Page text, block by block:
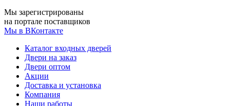
Мы зарегистрированы
на портале поставщиков
Мы в ВКонтакте
Каталог входных дверей
Двери на заказ
Двери оптом
Акции
Доставка и установка
Компания
Наши работы